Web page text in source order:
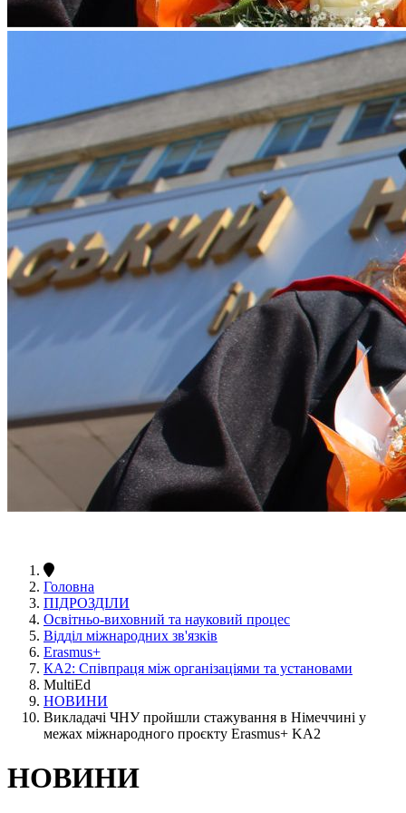
Головна
ПІДРОЗДІЛИ
Освітньо-виховний та науковий процес
Відділ міжнародних зв'язків
Erasmus+
КА2: Співпраця між організаціями та установами
MultiEd
НОВИНИ
Викладачі ЧНУ пройшли стажування в Німеччині у
межах міжнародного проєкту Erasmus+ KA2
НОВИНИ